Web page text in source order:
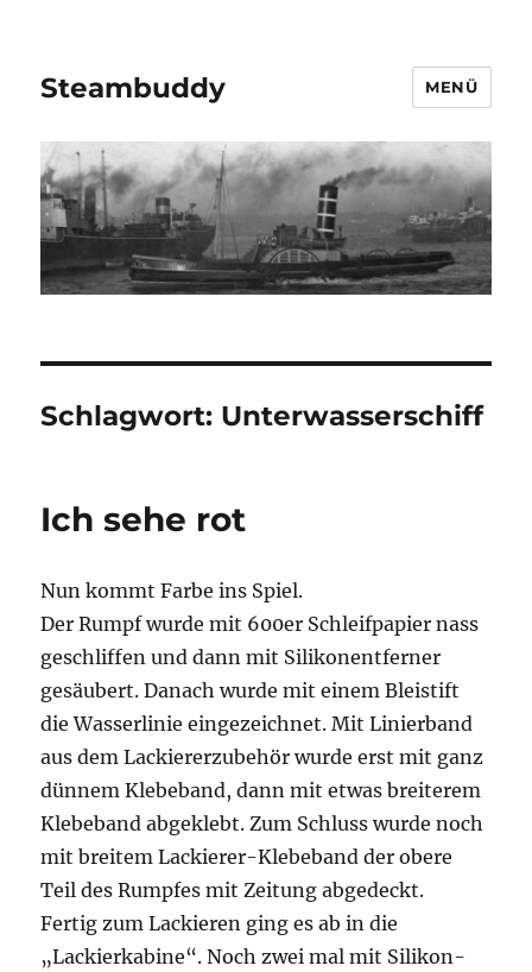
Steambuddy MENÜ
Schlagwort: Unterwasserschiff
Ich sehe rot
Nun kommt Farbe ins Spiel.
Der Rumpf wurde mit 600er Schleifpapier nass
geschliffen und dann mit Silikonentferner
gesäubert. Danach wurde mit einem Bleistift
die Wasserlinie eingezeichnet. Mit Linierband
aus dem Lackiererzubehör wurde erst mit ganz
dünnem Klebeband, dann mit etwas breiterem
Klebeband abgeklebt. Zum Schluss wurde noch
mit breitem Lackierer-Klebeband der obere
Teil des Rumpfes mit Zeitung abgedeckt.
Fertig zum Lackieren ging es ab in die
„Lackierkabine“. Noch zwei mal mit Silikon-